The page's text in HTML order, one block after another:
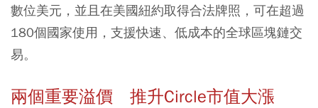
數位美元，並且在美國紐約取得合法牌照，可在超過
180個國家使用，支援快速、低成本的全球區塊鏈交
易。
兩個重要溢價 推升Circle市值大漲